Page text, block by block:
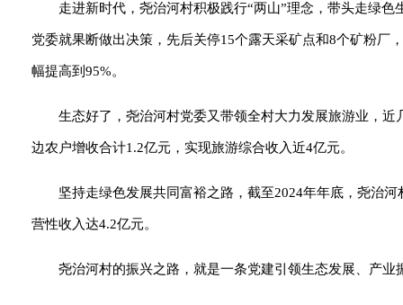
走进新时代，尧治河村积极践行“两山”理念，带头走绿
党委就果断做出决策，先后关停15个露天采矿点和8个矿粉厂
幅提高到95%。
生态好了，尧治河村党委又带领全村大力发展旅游业，
边农户增收合计1.2亿元，实现旅游综合收入近4亿元。
坚持走绿色发展共同富裕之路，截至2024年年底，尧治
营性收入达4.2亿元。
尧治河村的振兴之路，就是一条党建引领生态发展、产